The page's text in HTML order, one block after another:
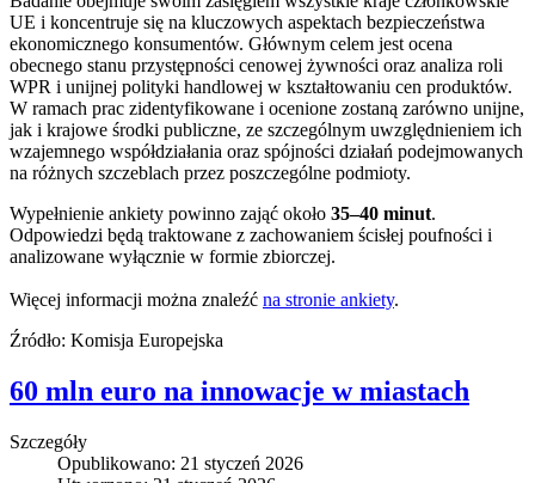
UE i koncentruje się na kluczowych aspektach bezpieczeństwa
ekonomicznego konsumentów. Głównym celem jest ocena
obecnego stanu przystępności cenowej żywności oraz analiza roli
WPR i unijnej polityki handlowej w kształtowaniu cen produktów.
W ramach prac zidentyfikowane i ocenione zostaną zarówno unijne,
jak i krajowe środki publiczne, ze szczególnym uwzględnieniem ich
wzajemnego współdziałania oraz spójności działań podejmowanych
na różnych szczeblach przez poszczególne podmioty.
Wypełnienie ankiety powinno zająć około 35–40 minut.
Odpowiedzi będą traktowane z zachowaniem ścisłej poufności i
analizowane wyłącznie w formie zbiorczej.
Więcej informacji można znaleźć na stronie ankiety.
Źródło: Komisja Europejska
60 mln euro na innowacje w miastach
Szczegóły
Opublikowano: 21 styczeń 2026